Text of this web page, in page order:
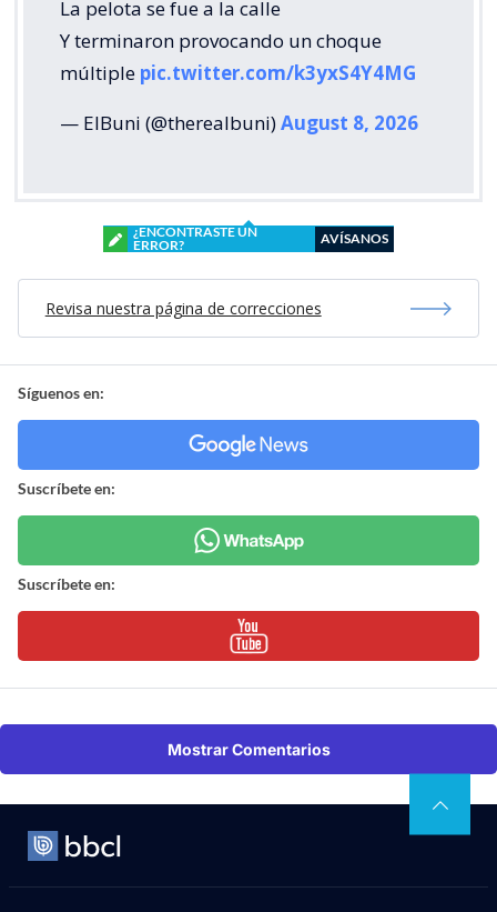
La pelota se fue a la calle
Y terminaron provocando un choque
múltiple pic.twitter.com/k3yxS4Y4MG
— ElBuni (@therealbuni)August 8, 2026
¿ENCONTRASTE UN
ERROR?
AVÍSANOS
Revisa nuestra página de correcciones
Síguenos en:
Suscríbete en:
Suscríbete en:
Mostrar Comentarios